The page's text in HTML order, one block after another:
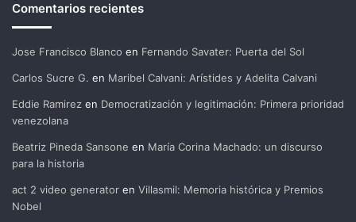
Comentarios recientes
Jose Francisco Blanco en Fernando Savater: Puerta del Sol
Carlos Sucre G. en Maribel Calvani: Arístides y Adelita Calvani
Eddie Ramirez en Democratización y legitimación: Primera prioridad
venezolana
Beatriz Pineda Sansone en María Corina Machado: un discurso
para la historia
act 2 video generator en Villasmil: Memoria histórica y Premios
Nobel